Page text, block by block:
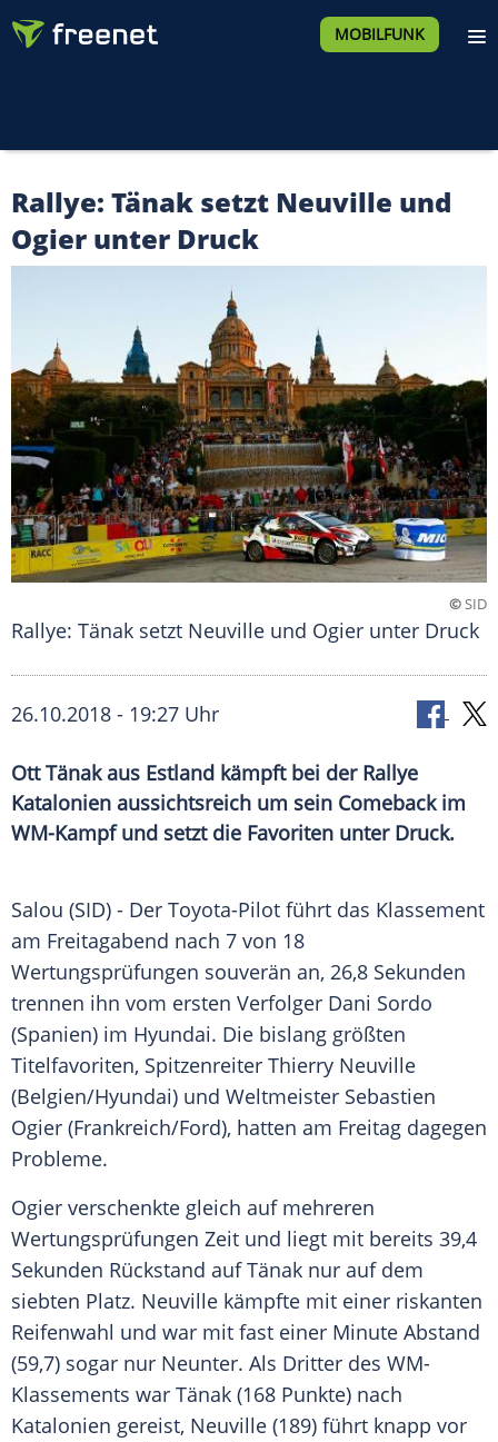
MOBILFUNK
Rallye: Tänak setzt Neuville und
Ogier unter Druck
©SID
Rallye: Tänak setzt Neuville und Ogier unter Druck
26.10.2018 - 19:27 Uhr
Ott Tänak aus Estland kämpft bei der Rallye
Katalonien aussichtsreich um sein Comeback im
WM-Kampf und setzt die Favoriten unter Druck.
Salou (SID) - Der Toyota-Pilot führt das Klassement
am Freitagabend nach 7 von 18
Wertungsprüfungen souverän an, 26,8 Sekunden
trennen ihn vom ersten Verfolger Dani Sordo
(Spanien) im Hyundai. Die bislang größten
Titelfavoriten, Spitzenreiter Thierry Neuville
(Belgien/Hyundai) und Weltmeister Sebastien
Ogier (Frankreich/Ford), hatten am Freitag dagegen
Probleme.
Ogier verschenkte gleich auf mehreren
Wertungsprüfungen Zeit und liegt mit bereits 39,4
Sekunden Rückstand auf Tänak nur auf dem
siebten Platz. Neuville kämpfte mit einer riskanten
Reifenwahl und war mit fast einer Minute Abstand
(59,7) sogar nur Neunter. Als Dritter des WM-
Klassements war Tänak (168 Punkte) nach
Katalonien gereist, Neuville (189) führt knapp vor